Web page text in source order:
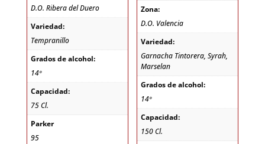
D.O. Ribera del Duero
Variedad:
Tempranillo
Grados de alcohol:
14º
Capacidad:
75 Cl.
Parker
95
Zona:
D.O. Valencia
Variedad:
Garnacha Tintorera, Syrah,
Marselan
Grados de alcohol:
14º
Capacidad:
150 Cl.